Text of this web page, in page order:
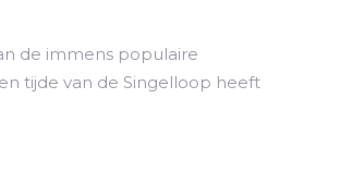
de immens populaire
tijde van de Singelloop heeft